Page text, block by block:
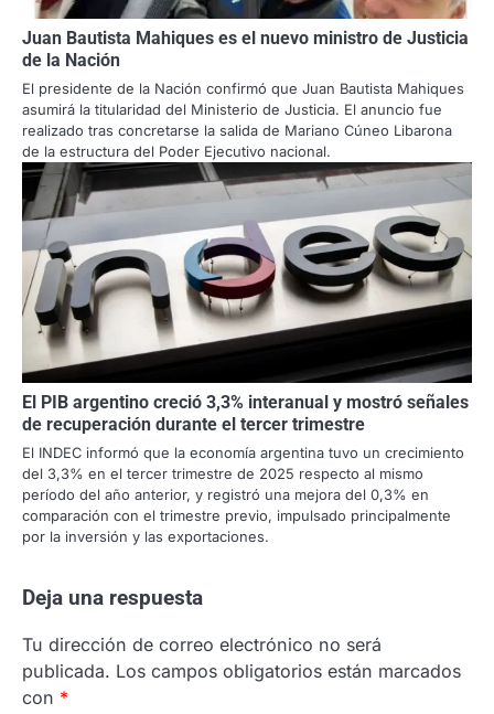
Juan Bautista Mahiques es el nuevo ministro de Justicia
de la Nación
El presidente de la Nación confirmó que Juan Bautista Mahiques
asumirá la titularidad del Ministerio de Justicia. El anuncio fue
realizado tras concretarse la salida de Mariano Cúneo Libarona
de la estructura del Poder Ejecutivo nacional.
El PIB argentino creció 3,3% interanual y mostró señales
de recuperación durante el tercer trimestre
El INDEC informó que la economía argentina tuvo un crecimiento
del 3,3% en el tercer trimestre de 2025 respecto al mismo
período del año anterior, y registró una mejora del 0,3% en
comparación con el trimestre previo, impulsado principalmente
por la inversión y las exportaciones.
Deja una respuesta
Tu dirección de correo electrónico no será
publicada. Los campos obligatorios están marcados
con *